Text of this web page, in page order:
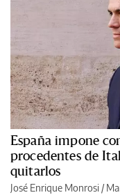
España impone
procedentes de
quitarlos
José Enrique Monrosi /